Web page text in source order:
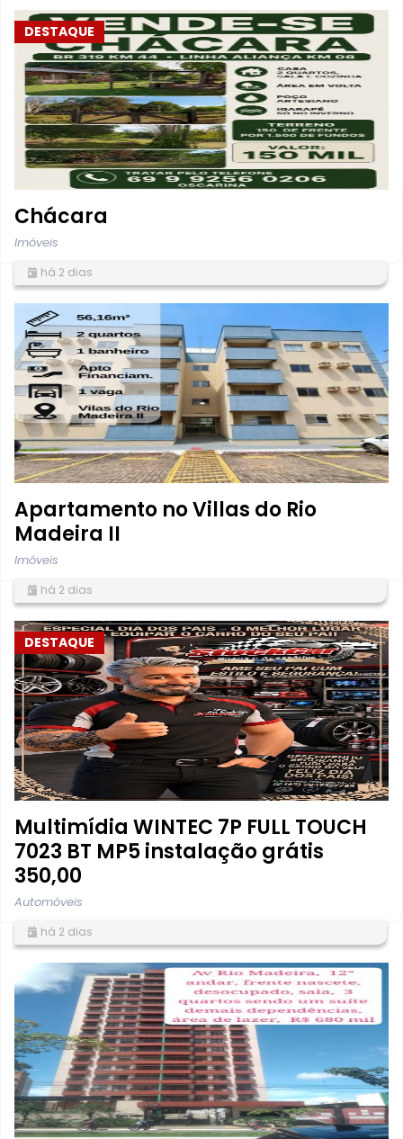
DESTAQUE
Chácara
Imóveis
há 2 dias
Apartamento no Villas do Rio
Madeira II
Imóveis
há 2 dias
DESTAQUE
Multimídia WINTEC 7P FULL TOUCH
7023 BT MP5 instalação grátis
350,00
Automóveis
há 2 dias